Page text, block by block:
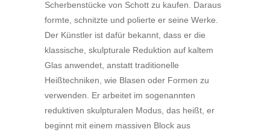
Scherbenstücke von Schott zu kaufen. Daraus
formte, schnitzte und polierte er seine Werke.
Der Künstler ist dafür bekannt, dass er die
klassische, skulpturale Reduktion auf kaltem
Glas anwendet, anstatt traditionelle
Heißtechniken, wie Blasen oder Formen zu
verwenden. Er arbeitet im sogenannten
reduktiven skulpturalen Modus, das heißt, er
beginnt mit einem massiven Block aus